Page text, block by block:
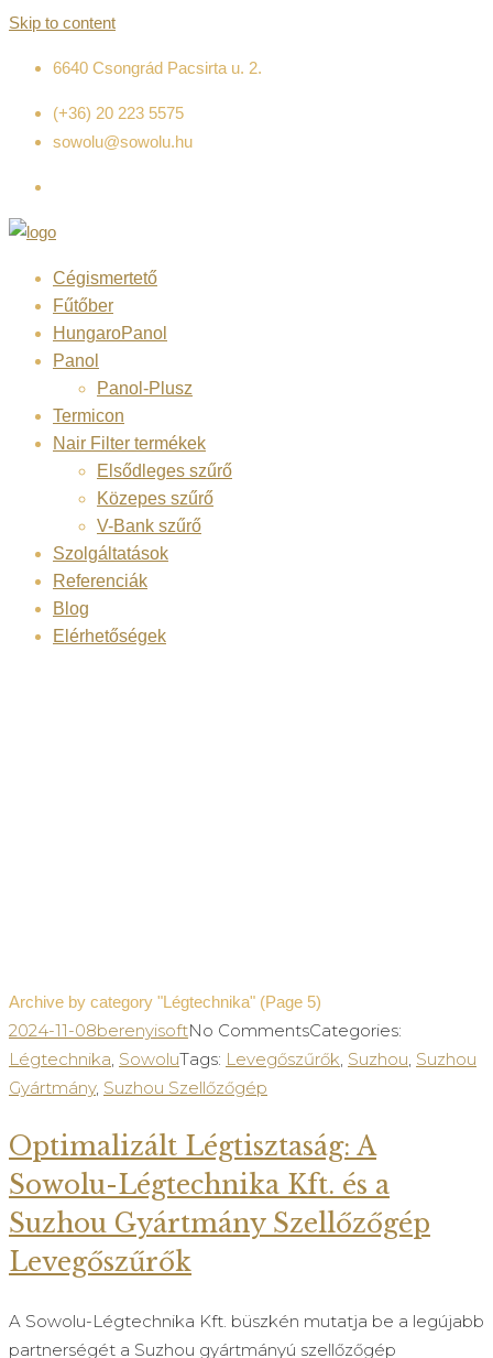
Skip to content
6640 Csongrád Pacsirta u. 2.
(+36) 20 223 5575
sowolu@sowolu.hu
Cégismertető
Fűtőber
HungaroPanol
Panol
Panol-Plusz
Termicon
Nair Filter termékek
Elsődleges szűrő
Közepes szűrő
V-Bank szűrő
Szolgáltatások
Referenciák
Blog
Elérhetőségek
Archive by category "Légtechnika" (Page 5)
2024-11-08berenyisoftNo CommentsCategories:
Légtechnika, SowoluTags: Levegőszűrők, Suzhou, Suzhou
Gyártmány, Suzhou Szellőzőgép
Optimalizált Légtisztaság: A
Sowolu-Légtechnika Kft. és a
Suzhou Gyártmány Szellőzőgép
Levegőszűrők
A Sowolu-Légtechnika Kft. büszkén mutatja be a legújabb
partnerségét a Suzhou gyártmányú szellőzőgép